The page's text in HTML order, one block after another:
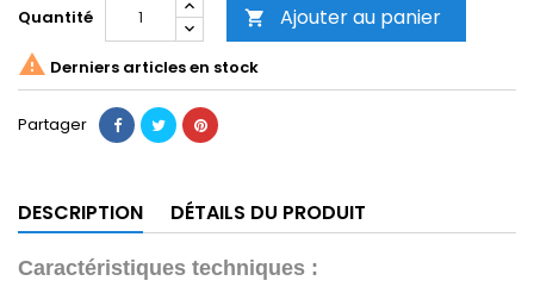
Quantité  Ajouter au panier
 Derniers articles en stock
Partager
DESCRIPTION DÉTAILS DU PRODUIT
Caractéristiques techniques :